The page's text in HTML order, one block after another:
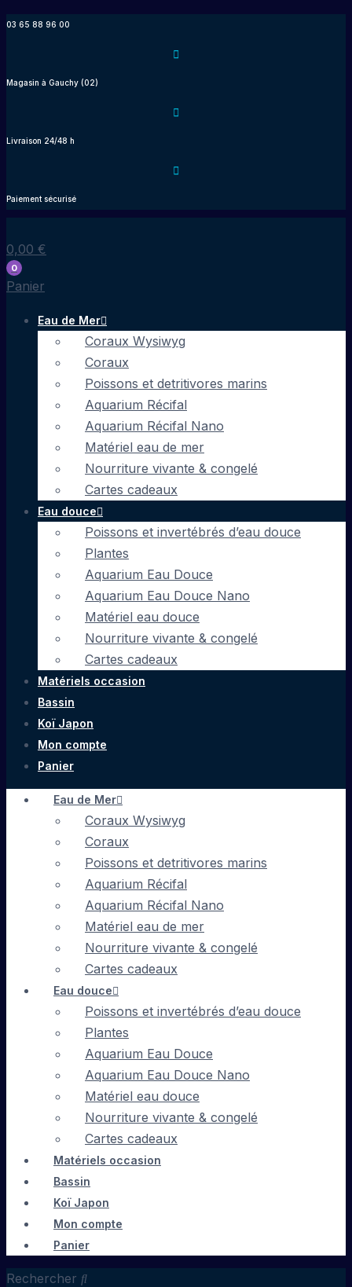
03 65 88 96 00
Magasin à Gauchy (02)
Livraison 24/48 h
Paiement sécurisé
0,00 €
0
Panier
Eau de Mer
Coraux Wysiwyg
Coraux
Poissons et detritivores marins
Aquarium Récifal
Aquarium Récifal Nano
Matériel eau de mer
Nourriture vivante & congelé
Cartes cadeaux
Eau douce
Poissons et invertébrés d’eau douce
Plantes
Aquarium Eau Douce
Aquarium Eau Douce Nano
Matériel eau douce
Nourriture vivante & congelé
Cartes cadeaux
Matériels occasion
Bassin
Koï Japon
Mon compte
Panier
Eau de Mer
Coraux Wysiwyg
Coraux
Poissons et detritivores marins
Aquarium Récifal
Aquarium Récifal Nano
Matériel eau de mer
Nourriture vivante & congelé
Cartes cadeaux
Eau douce
Poissons et invertébrés d’eau douce
Plantes
Aquarium Eau Douce
Aquarium Eau Douce Nano
Matériel eau douce
Nourriture vivante & congelé
Cartes cadeaux
Matériels occasion
Bassin
Koï Japon
Mon compte
Panier
Rechercher